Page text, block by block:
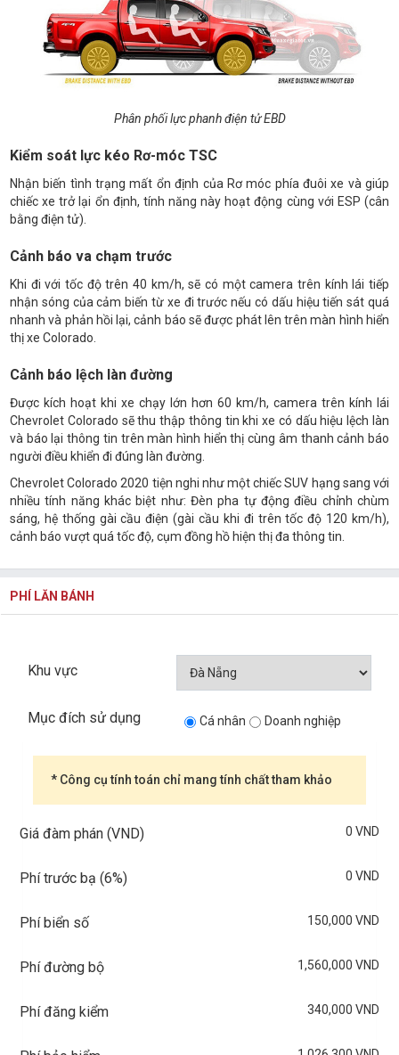
Phân phối lực phanh điện tử EBD
Kiểm soát lực kéo Rơ-móc TSC
Nhận biến tình trạng mất ổn định của Rơ móc phía đuôi xe và giúp
chiếc xe trở lại ổn định, tính năng này hoạt động cùng với ESP (cân
bằng điện tử).
Cảnh báo va chạm trước
Khi đi với tốc độ trên 40 km/h, sẽ có một camera trên kính lái tiếp
nhận sóng của cảm biến từ xe đi trước nếu có dấu hiệu tiến sát quá
nhanh và phản hồi lại, cảnh báo sẽ được phát lên trên màn hình hiển
thị xe Colorado.
Cảnh báo lệch làn đường
Được kích hoạt khi xe chạy lớn hơn 60 km/h, camera trên kính lái
Chevrolet Colorado sẽ thu thập thông tin khi xe có dấu hiệu lệch làn
và báo lại thông tin trên màn hình hiển thị cùng âm thanh cảnh báo
người điều khiển đi đúng làn đường.
Chevrolet Colorado 2020 tiện nghi như một chiếc SUV hạng sang với
nhiều tính năng khác biệt như: Đèn pha tự động điều chỉnh chùm
sáng, hệ thống gài cầu điện (gài cầu khi đi trên tốc độ 120 km/h),
cảnh báo vượt quá tốc độ, cụm đồng hồ hiện thị đa thông tin.
PHÍ LĂN BÁNH
Khu vực
Mục đích sử dụng Cá nhân Doanh nghiệp
* Công cụ tính toán chỉ mang tính chất tham khảo
Giá đàm phán (VND) 0 VND
Phí trước bạ (6%) 0 VND
Phí biển số 150,000 VND
Phí đường bộ 1,560,000 VND
Phí đăng kiểm 340,000 VND